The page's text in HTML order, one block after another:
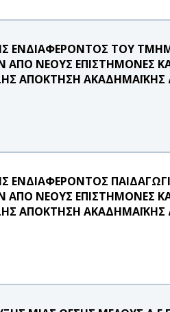
ΕΝΔΙΑΦΕΡΟΝΤΟΣ ΤΟΥ
ΑΠΟ ΝΕΟΥΣ ΕΠΙΣΤΗΜΟΝΕΣ
ΑΠΟΚΤΗΣΗ ΑΚΑΔΗΜΑΪΚΗΣ
ΕΝΔΙΑΦΕΡΟΝΤΟΣ
ΑΠΟ ΝΕΟΥΣ ΕΠΙΣΤΗΜΟΝΕΣ
ΑΠΟΚΤΗΣΗ ΑΚΑΔΗΜΑΪΚΗΣ